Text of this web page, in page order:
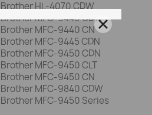
Brother HL-4070 CDW
Brother MFC-9440 CDW
Brother MFC-9440 CN
Brother MFC-9445 CDN
Brother MFC-9450 CDN
Brother MFC-9450 CLT
Brother MFC-9450 CN
Brother MFC-9840 CDW
Brother MFC-9450 Series